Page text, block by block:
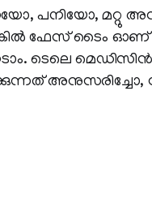
പനിയോ, മറ്റു
ഫേസ് ടൈം
ടെലെ
അനുസരിച്ചോ,